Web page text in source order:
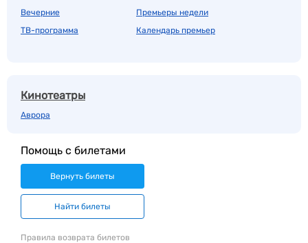
Вечерние
ТВ-программа
Премьеры недели
Календарь премьер
Кинотеатры
Аврора
Помощь с билетами
Вернуть билеты
Найти билеты
Правила возврата билетов